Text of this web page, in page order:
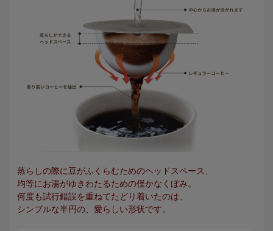
蒸らしの際に豆がふくらむためのヘッドスペース、
均等にお湯がゆきわたるための僅かなくぼみ。
何度も試行錯誤を重ねてたどり着いたのは、
シンプルな半円の、愛らしい形状です。